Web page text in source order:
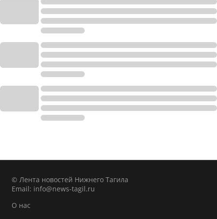
© Лента новостей Нижнего Тагила
Email: info@news-tagil.ru
О нас